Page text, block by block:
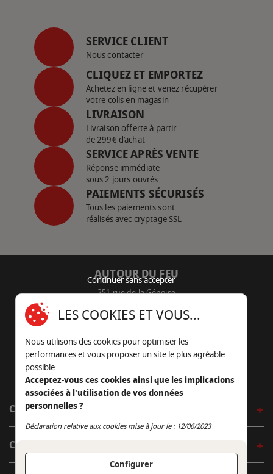
SERVICE CLIENT
Nous contacter
CLIQUEZ ET EMPORTEZ
Achetez en ligne et venez récupérer
votre colis en magasin
LIVRAISON
Livraison offerte à partir
de 299€ d’achat
SERVICE APRÈS VENTE
Réponse immédiate
sous 2 jours ouvrés
PAIEMENTS SÉCURISÉS
Tous les paiements sont
réalisés avec cryptage SSL
AUTOUR DU FEU
251 rue de la Génoise
05 45 22 98 09
Nous envoyer un e-mail
CÔTÉ OUTDOOR
CÔTÉ INDOOR
Continuer sans accepter
LES COOKIES ET VOUS...
Nous utilisons des cookies pour optimiser les
performances et vous proposer un site le plus agréable
possible.
Acceptez-vous ces cookies ainsi que les implications
associées à l'utilisation de vos données
personnelles ?
Déclaration relative aux cookies mise à jour le : 12/06/2023
Configurer
Continuer sans accepter